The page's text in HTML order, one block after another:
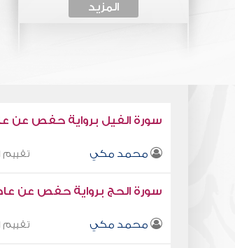
المزيد
سورة الفيل برواية حفص عن
محمد مكي تقييم
سورة الحج برواية حفص عن
محمد مكي تقييم